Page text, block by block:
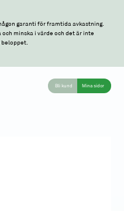
garanti för framtida avkastning.
minska i värde och det är inte
Bli kund Mina sidor